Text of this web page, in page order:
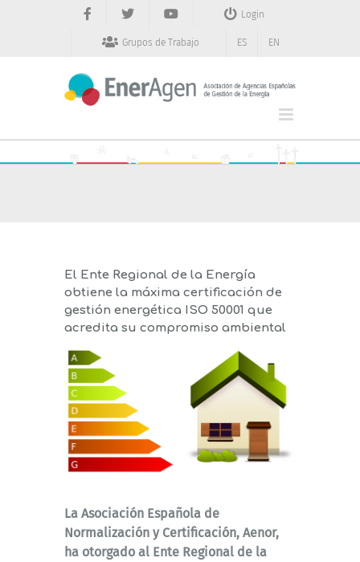
Login
Grupos de Trabajo ES EN
El Ente Regional de la Energía
obtiene la máxima certificación de
gestión energética ISO 50001 que
acredita su compromiso ambiental
La Asociación Española de
Normalización y Certificación, Aenor,
ha otorgado al Ente Regional de la